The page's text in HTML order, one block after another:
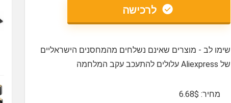
לרכישה
שימו לב - מוצרים שאינם נשלחים מהמחסנים הישראליים
של Aliexpress עלולים להתעכב עקב המלחמה
מחיר: 6.68$